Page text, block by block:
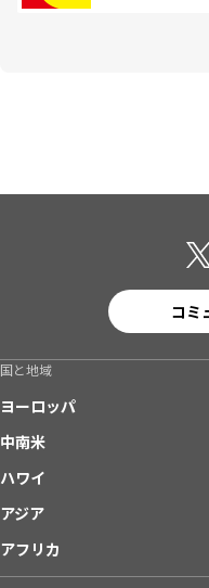
コミ
国と地域
ヨーロッパ
中南米
ハワイ
アジア
アフリカ